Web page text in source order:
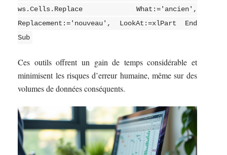
ws.Cells.Replace What:='ancien',
Replacement:='nouveau', LookAt:=xlPart End
Sub
Ces outils offrent un gain de temps considérable et
minimisent les risques d’erreur humaine, même sur des
volumes de données conséquents.